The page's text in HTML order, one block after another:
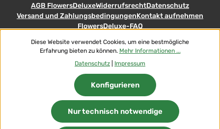
© 2026 Flowers-Deluxe - with
AGB FlowersDeluxeWiderrufsrechtDatenschutz
Versand und ZahlungsbedingungenKontakt aufnehmen
FlowersDeluxe-FAQ
Diese Website verwendet Cookies, um eine bestmögliche
Erfahrung bieten zu können. Mehr Informationen ...
Datenschutz
Impressum
Nur technisch notwendige
Konfigurieren